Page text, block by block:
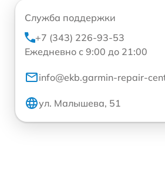
Служба поддержки
+7 (343) 226-93-53
Ежедневно с 9:00 до 21:00
info@ekb.garmin-repair-
ул. Малышева, 51